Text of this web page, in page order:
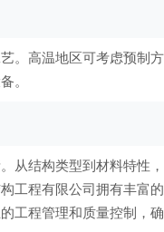
。高温地区可考虑预制
。
从结构类型到材料特性
工程有限公司拥有丰富
工程管理和质量控制，